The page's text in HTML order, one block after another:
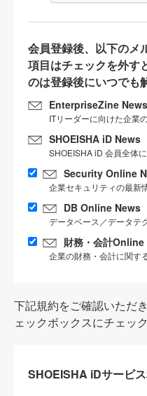
会員登録後、以下のメ
項目はチェックを外す
のは登録後にいつでも
EnterpriseZine News
ITリーダーに向けた企業
SHOEISHA iD News
SHOEISHA iD 会員全体
Security Online
企業セキュリティの最新
DB Online News
データベース／データテ
財務・会計
企業の財務・会計に関す
下記規約をご確認いただ
ェックボックスにチェッ
SHOEISHA iDサービ